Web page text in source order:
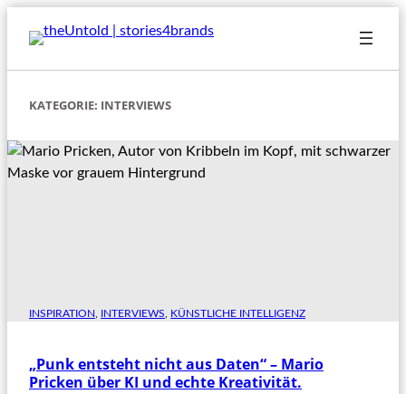
Inhalt
KATEGORIE: INTERVIEWS
INSPIRATION INTERVIEWS KÜNSTLICHE INTELLIGENZ
„Punk entsteht nicht aus Daten“ – Mario
Pricken über KI und echte Kreativität.